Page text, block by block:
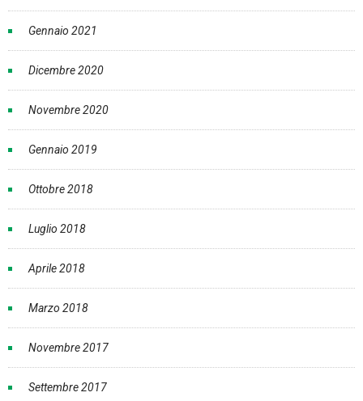
Gennaio 2021
Dicembre 2020
Novembre 2020
Gennaio 2019
Ottobre 2018
Luglio 2018
Aprile 2018
Marzo 2018
Novembre 2017
Settembre 2017